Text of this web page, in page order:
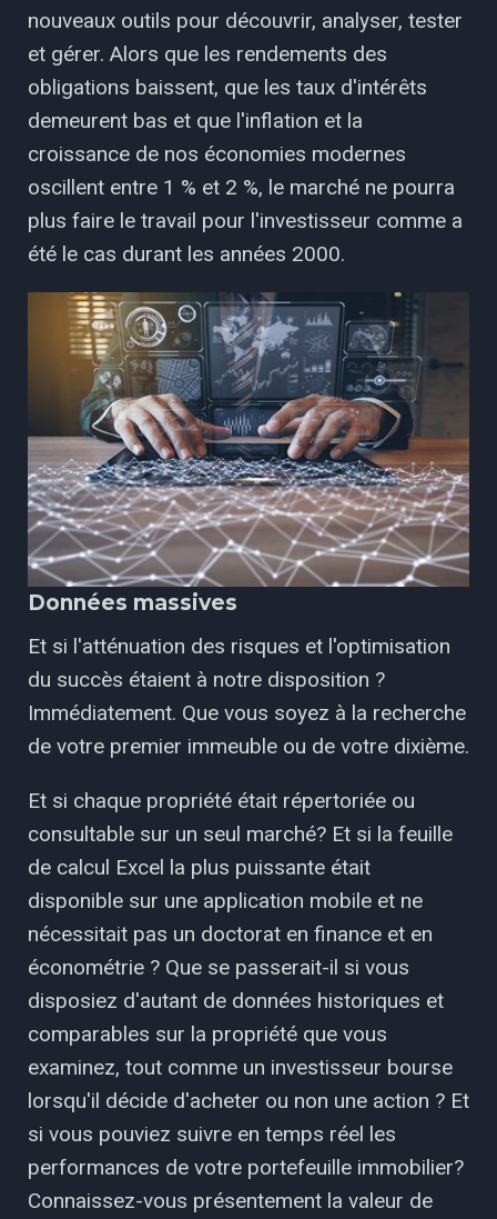
nouveaux outils pour découvrir, analyser, tester
et gérer. Alors que les rendements des
obligations baissent, que les taux d'intérêts
demeurent bas et que l'inflation et la
croissance de nos économies modernes
oscillent entre 1 % et 2 %, le marché ne pourra
plus faire le travail pour l'investisseur comme a
été le cas durant les années 2000.
Données massives
Et si l'atténuation des risques et l'optimisation
du succès étaient à notre disposition ?
Immédiatement. Que vous soyez à la recherche
de votre premier immeuble ou de votre dixième.
Et si chaque propriété était répertoriée ou
consultable sur un seul marché? Et si la feuille
de calcul Excel la plus puissante était
disponible sur une application mobile et ne
nécessitait pas un doctorat en finance et en
économétrie ? Que se passerait-il si vous
disposiez d'autant de données historiques et
comparables sur la propriété que vous
examinez, tout comme un investisseur bourse
lorsqu'il décide d'acheter ou non une action ? Et
si vous pouviez suivre en temps réel les
performances de votre portefeuille immobilier?
Connaissez-vous présentement la valeur de